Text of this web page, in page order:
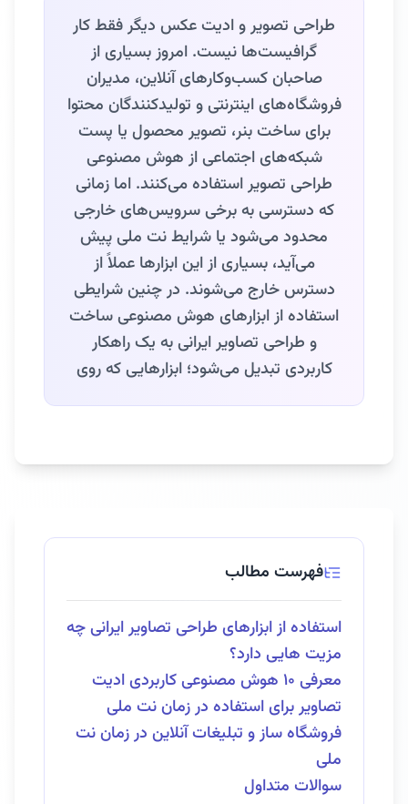
طراحی تصویر و ادیت عکس دیگر فقط کار
گرافیست‌ها نیست. امروز بسیاری از
صاحبان کسب‌وکارهای آنلاین، مدیران
فروشگاه‌های اینترنتی و تولیدکنندگان محتوا
برای ساخت بنر، تصویر محصول یا پست
شبکه‌های اجتماعی از هوش مصنوعی
طراحی تصویر استفاده می‌کنند. اما زمانی
که دسترسی به برخی سرویس‌های خارجی
محدود می‌شود یا شرایط نت ملی پیش
می‌آید، بسیاری از این ابزارها عملاً از
دسترس خارج می‌شوند. در چنین شرایطی
استفاده از ابزارهای هوش مصنوعی ساخت
و طراحی تصاویر ایرانی به یک راهکار
کاربردی تبدیل می‌شود؛ ابزارهایی که روی
فهرست مطالب
استفاده از ابزارهای طراحی تصاویر ایرانی چه
مزیت هایی دارد؟
معرفی ۱۰ هوش مصنوعی کاربردی ادیت
تصاویر برای استفاده در زمان نت ملی
فروشگاه ساز و تبلیغات آنلاین در زمان نت
ملی
سوالات متداول